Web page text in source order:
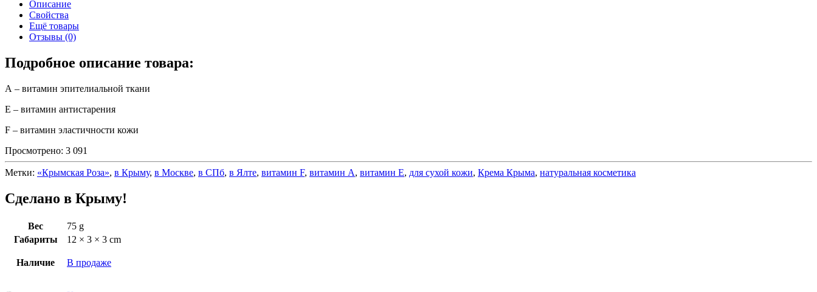
Описание
Свойства
Ещё товары
Отзывы (0)
Подробное описание товара:
А – витамин эпителиальной ткани
Е – витамин антистарения
F – витамин эластичности кожи
Просмотрено: 3 091
Метки: «Крымская Роза», в Крыму, в Москве, в СПб, в Ялте, витамин F, витамин А, витамин Е, для сухой кожи, Крема Крыма, натуральная косметика
Сделано в Крыму!
Вес
75 g
Габариты
12 × 3 × 3 cm
Наличие В продаже